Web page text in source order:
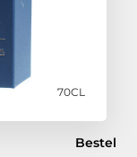
70CL
Bestel